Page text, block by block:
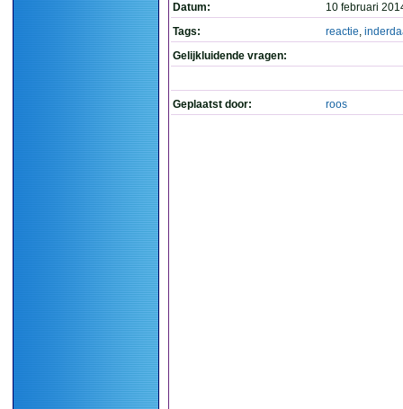
Datum:
10 februari
Tags:
reactie,
Gelijkluidende vragen:
Geplaatst door: roos